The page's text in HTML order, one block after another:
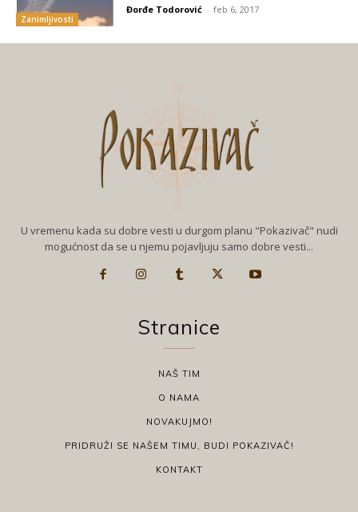
Zanimljivosti
Đorđe Todorović - feb 6, 2017
U vremenu kada su dobre vesti u durgom planu "Pokazivač" nudi
mogućnost da se u njemu pojavljuju samo dobre vesti...
Stranice
NAŠ TIM
O NAMA
NOVAKUJMO!
PRIDRUŽI SE NAŠEM TIMU, BUDI POKAZIVAČ!
KONTAKT